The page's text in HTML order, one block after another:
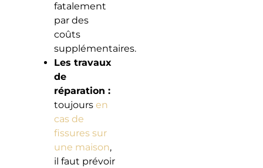
fatalement
par des
coûts
supplémentaires.
Les travaux
de
réparation :
toujours en
cas de
fissures sur
une maison,
il faut prévoir